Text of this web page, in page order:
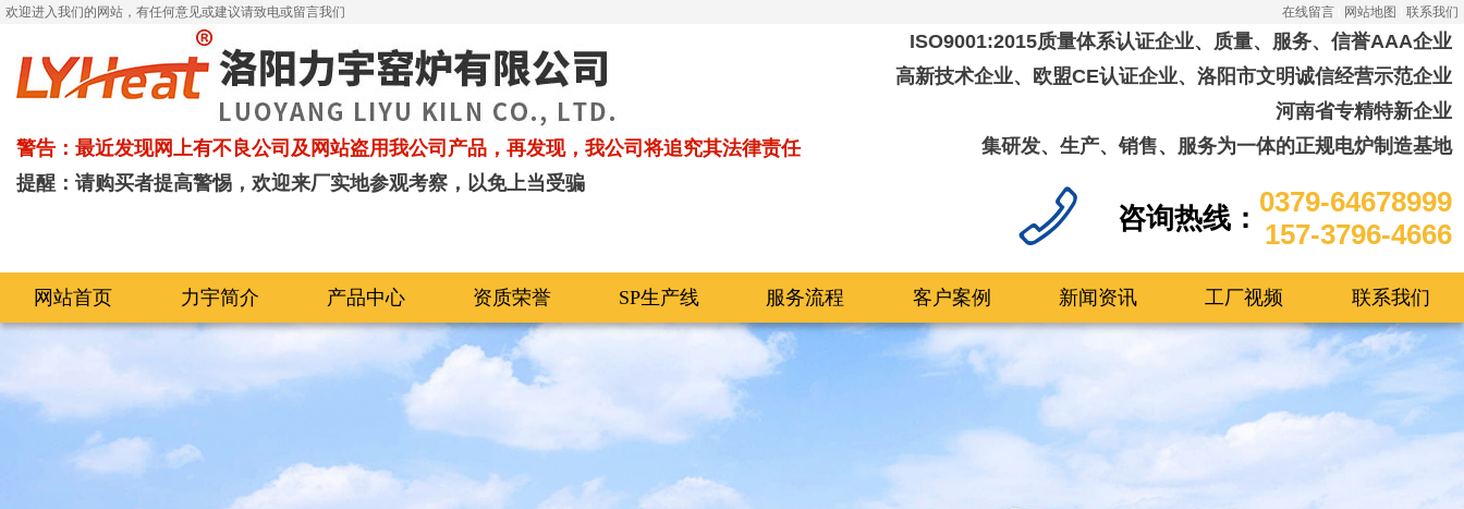
欢迎进入我们的网站，有任何意见或建议请致电或留言我们 在线留言 网站地图 联系我们
警告：最近发现网上有不良公司及网站盗用我公司产品，再发现，我公司将追究其法律责任
提醒：请购买者提高警惕，欢迎来厂实地参观考察，以免上当受骗
ISO9001:2015质量体系认证企业、质量、服务、信誉AAA企业
高新技术企业、欧盟CE认证企业、洛阳市文明诚信经营示范企业
河南省专精特新企业
集研发、生产、销售、服务为一体的正规电炉制造基地
咨询热线： 0379-64678999
157-3796-4666
网站首页 力宇简介 产品中心 资质荣誉 SP生产线 服务流程 客户案例 新闻资讯 工厂视频 联系我们